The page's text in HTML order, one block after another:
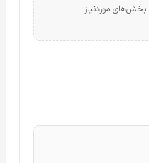
بخش‌های موردنیاز